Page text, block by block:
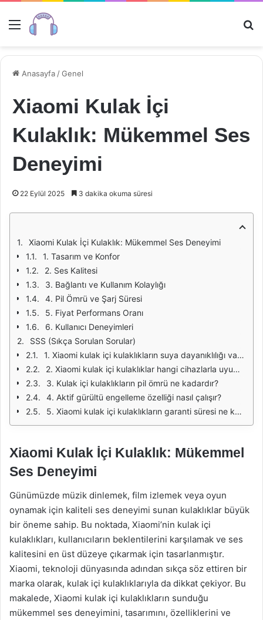
Menü
Anasayfa /Genel
Xiaomi Kulak İçi
Kulaklık: Mükemmel Ses
Deneyimi
22 Eylül 2025 3 dakika okuma süresi
Xiaomi Kulak İçi Kulaklık: Mükemmel Ses Deneyimi
1. Tasarım ve Konfor
2. Ses Kalitesi
3. Bağlantı ve Kullanım Kolaylığı
4. Pil Ömrü ve Şarj Süresi
5. Fiyat Performans Oranı
6. Kullanıcı Deneyimleri
SSS (Sıkça Sorulan Sorular)
1. Xiaomi kulak içi kulaklıkların suya dayanıklılığı var mı?
2. Xiaomi kulak içi kulaklıklar hangi cihazlarla uyumludur?
3. Kulak içi kulaklıkların pil ömrü ne kadardır?
4. Aktif gürültü engelleme özelliği nasıl çalışır?
5. Xiaomi kulak içi kulaklıkların garanti süresi ne kadardır?
Xiaomi Kulak İçi Kulaklık: Mükemmel
Ses Deneyimi
Günümüzde müzik dinlemek, film izlemek veya oyun
oynamak için kaliteli ses deneyimi sunan kulaklıklar büyük
bir öneme sahip. Bu noktada, Xiaomi’nin kulak içi
kulaklıkları, kullanıcıların beklentilerini karşılamak ve ses
kalitesini en üst düzeye çıkarmak için tasarlanmıştır.
Xiaomi, teknoloji dünyasında adından sıkça söz ettiren bir
marka olarak, kulak içi kulaklıklarıyla da dikkat çekiyor. Bu
makalede, Xiaomi kulak içi kulaklıkların sunduğu
mükemmel ses deneyimini, tasarımını, özelliklerini ve